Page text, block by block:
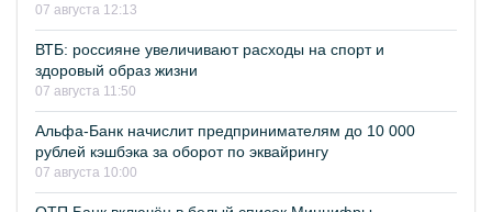
07 августа 12:13
ВТБ: россияне увеличивают расходы на спорт и
здоровый образ жизни
07 августа 11:50
Альфа-Банк начислит предпринимателям до 10 000
рублей кэшбэка за оборот по эквайрингу
07 августа 10:00